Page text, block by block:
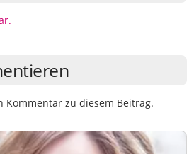
Kommentar zu diesem Beitrag.